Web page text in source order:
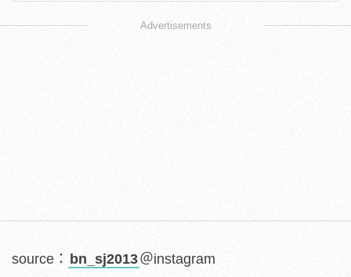
Advertisements
source： bn_sj2013＠instagram